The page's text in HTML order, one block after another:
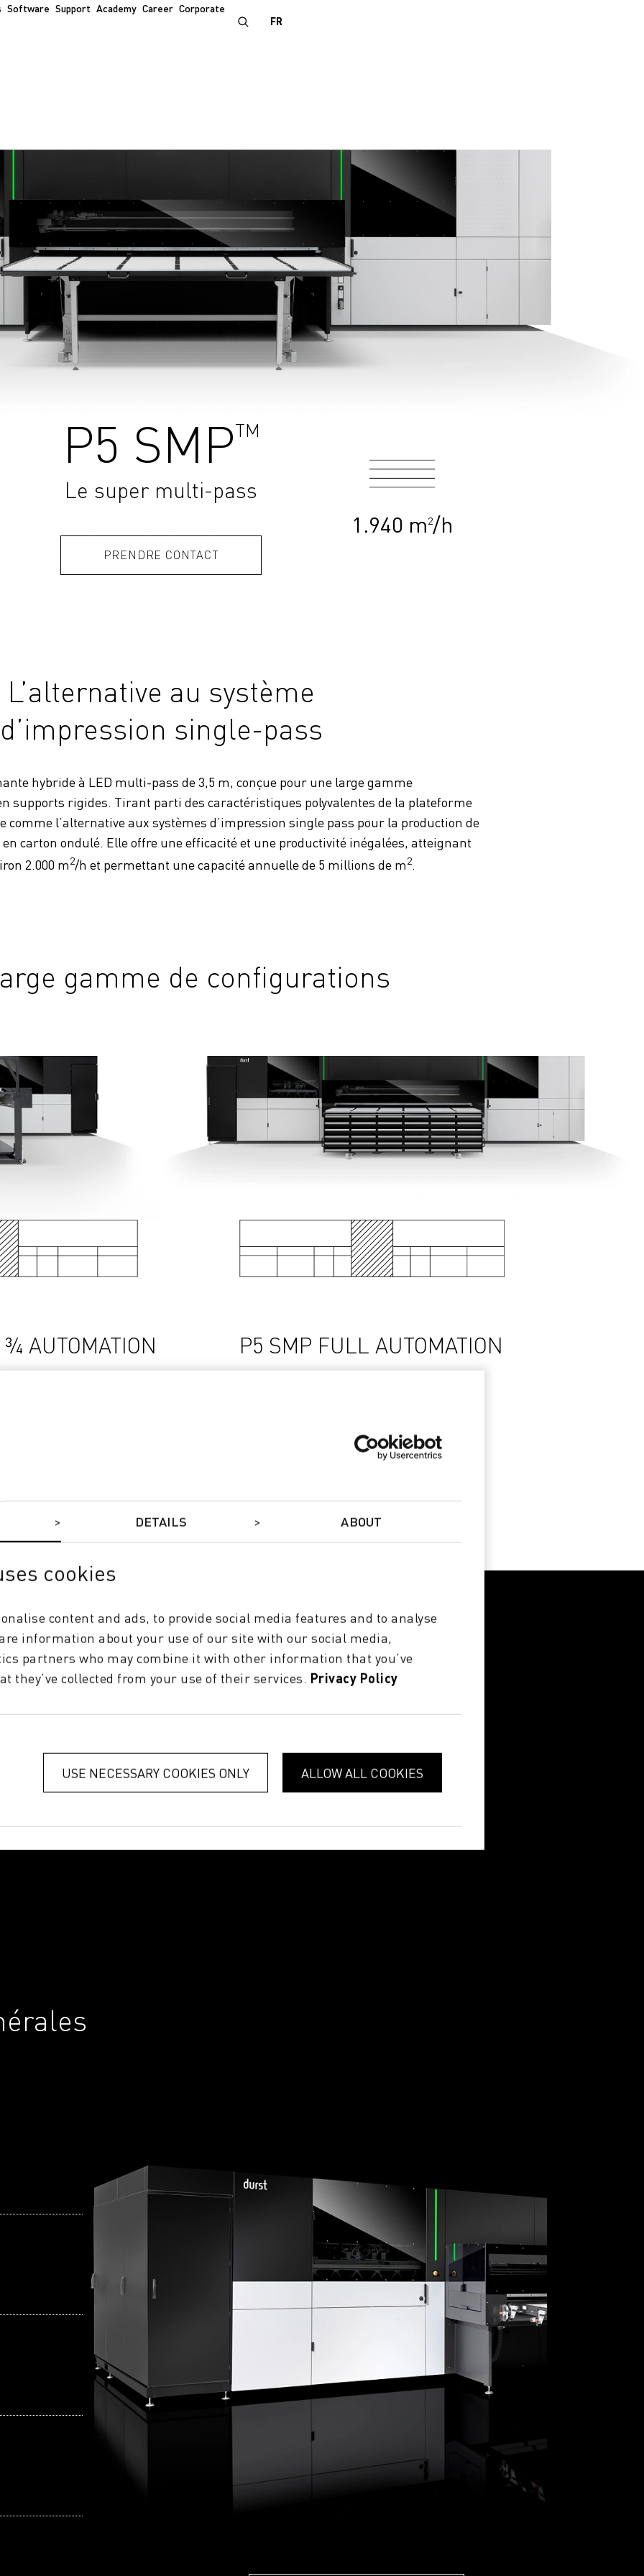
DETAILS ABOUT
cookies
content and ads, to provide social media features and to analyse
information about your use of our site with our social media,
partners who may combine it with other information that you’ve
they’ve collected from your use of their services.
Privacy Policy
USE NECESSARY COOKIES ONLY ALLOW ALL COOKIES
Software Support Academy Career Corporate
FR
P5 SMP TM
Le super multi-pass
PRENDRE CONTACT
1.940 m2/h
Lʼalternative au système
dʼimpression single-pass
hybride à LED multi-pass de 3,5 m, conçue pour une large gamme
supports rigides. Tirant parti des caractéristiques polyvalentes de la plateforme
comme lʼalternative aux systèmes dʼimpression single pass pour la production de
carton ondulé. Elle offre une efficacité et une productivité inégalées, atteignant
2.000 m2/h et permettant une capacité annuelle de 5 millions de m2.
gamme de configurations
AUTOMATION P5 SMP FULL AUTOMATION
ARIAN P5 SMP TMLaunch Event